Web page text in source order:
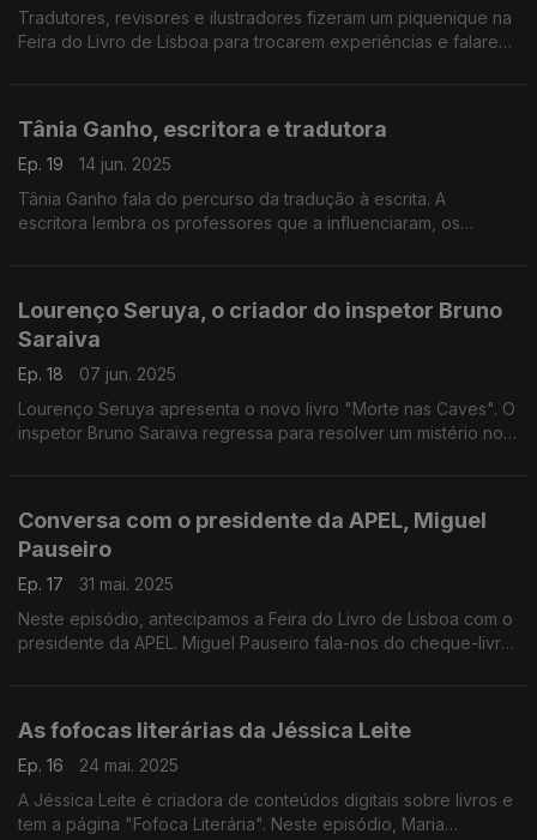
Tradutores, revisores e ilustradores fizeram um piquenique na
Feira do Livro de Lisboa para trocarem experiências e falarem
Tânia Ganho, escritora e tradutora
Ep. 19
14 jun. 2025
Tânia Ganho fala do percurso da tradução à escrita. A
escritora lembra os professores que a influenciaram, os
Lourenço Seruya, o criador do inspetor Bruno
Saraiva
Ep. 18
07 jun. 2025
Lourenço Seruya apresenta o novo livro "Morte nas Caves". O
inspetor Bruno Saraiva regressa para resolver um mistério no
Conversa com o presidente da APEL, Miguel
Pauseiro
Ep. 17
31 mai. 2025
Neste episódio, antecipamos a Feira do Livro de Lisboa com o
presidente da APEL. Miguel Pauseiro fala-nos do cheque-livro
As fofocas literárias da Jéssica Leite
Ep. 16
24 mai. 2025
A Jéssica Leite é criadora de conteúdos digitais sobre livros e
tem a página "Fofoca Literária". Neste episódio, Maria